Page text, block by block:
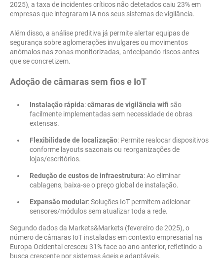
2025), a taxa de incidentes críticos não detetados caiu 23% em
empresas que integraram IA nos seus sistemas de vigilância.
Além disso, a análise preditiva já permite alertar equipas de
segurança sobre aglomerações invulgares ou movimentos
anómalos nas zonas monitorizadas, antecipando riscos antes
que se concretizem.
Adoção de câmaras sem fios e IoT
Instalação rápida:câmaras de vigilância wifi são
facilmente implementadas sem necessidade de obras
extensas.
Flexibilidade de localização: Permite realocar dispositivos
conforme layouts sazonais ou reorganizações de
lojas/escritórios.
Redução de custos de infraestrutura: Ao eliminar
cablagens, baixa-se o preço global de instalação.
Expansão modular: Soluções IoT permitem adicionar
sensores/módulos sem atualizar toda a rede.
Segundo dados da Markets&Markets (fevereiro de 2025), o
número de câmaras IoT instaladas em contexto empresarial na
Europa Ocidental cresceu 31% face ao ano anterior, refletindo a
busca crescente por sistemas ágeis e adaptáveis.